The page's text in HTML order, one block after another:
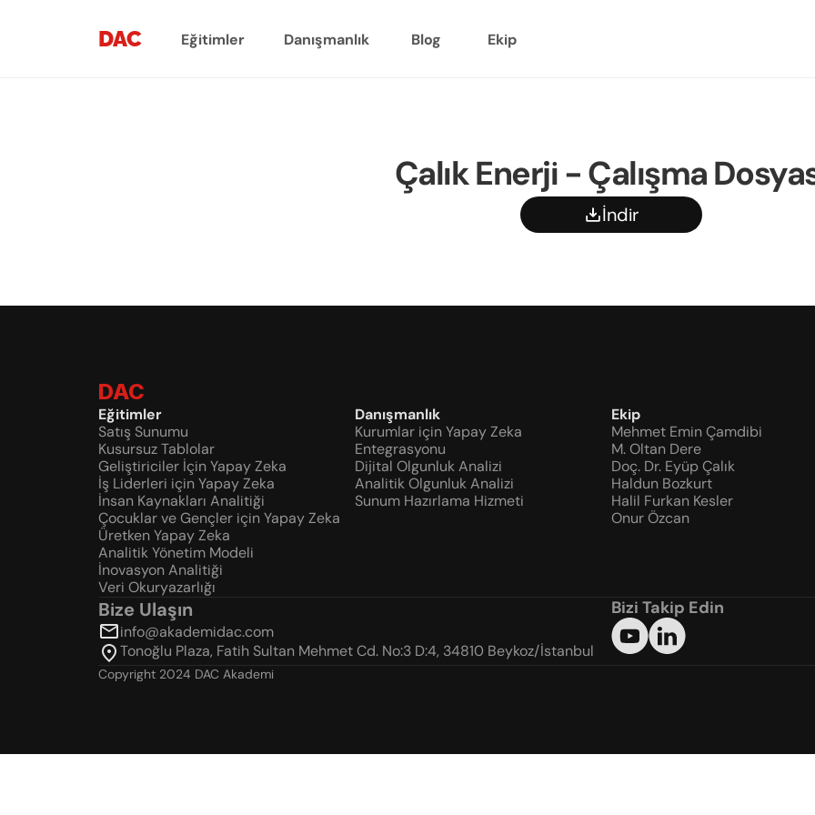
DAC Eğitimler Danışmanlık Blog Ekip
Çalık Enerji - Çalışma
İndir
DAC
Eğitimler
Satış Sunumu
Kusursuz Tablolar
Geliştiriciler İçin Yapay Zeka
İş Liderleri için Yapay Zeka
İnsan Kaynakları Analitiği
Çocuklar ve Gençler için Yapay Zeka
Üretken Yapay Zeka
Analitik Yönetim Modeli
İnovasyon Analitiği
Veri Okuryazarlığı
Danışmanlık
Kurumlar için Yapay Zeka
Entegrasyonu
Dijital Olgunluk Analizi
Analitik Olgunluk Analizi
Sunum Hazırlama Hizmeti
Ekip
Mehmet Emin Çamdibi
M. Oltan Dere
Doç. Dr. Eyüp Çalık
Haldun Bozkurt
Halil Furkan Kesler
Onur Özcan
Bize Ulaşın
info@akademidac.com
Tonoğlu Plaza, Fatih Sultan Mehmet Cd. No:3 D:4, 34810 Beykoz/İstanbul
Bizi Takip Edin
Copyright 2024 DAC Akademi